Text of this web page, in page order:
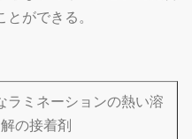
ができる。
ラミネーションの熱い溶
解の接着剤